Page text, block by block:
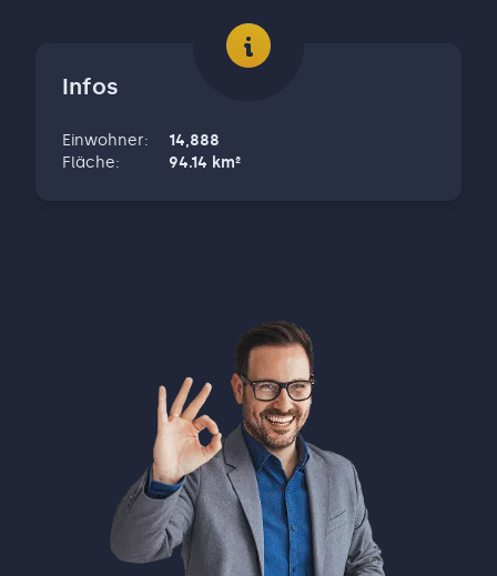
Infos
Einwohner:
14,888
Fläche: 94.14 km²